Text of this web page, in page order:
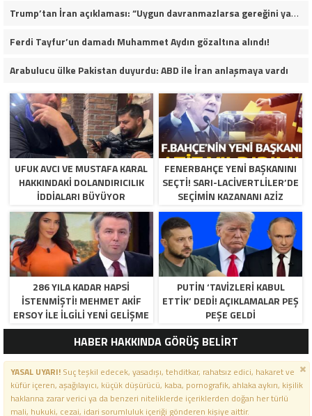
Trump’tan İran açıklaması: “Uygun davranmazlarsa gereğini yaparım”
Ferdi Tayfur’un damadı Muhammet Aydın gözaltına alındı!
Arabulucu ülke Pakistan duyurdu: ABD ile İran anlaşmaya vardı
UFUK AVCI VE MUSTAFA KARAL
HAKKINDAKI DOLANDIRICILIK
İDDIALARI BÜYÜYOR
FENERBAHÇE YENI BAŞKANINI
SEÇTI! SARI-LACIVERTLILER’DE
SEÇIMIN KAZANANI AZIZ
YILDIRIM OLDU
286 YILA KADAR HAPSI
ISTENMIŞTI! MEHMET AKIF
ERSOY ILE ILGILI YENI GELIŞME
PUTIN ‘TAVIZLERI KABUL
ETTIK’ DEDI! AÇIKLAMALAR PEŞ
PEŞE GELDI
HABER HAKKINDA GÖRÜŞ BELİRT
YASAL UYARI!Suç teşkil edecek, yasadışı, tehditkar, rahatsız edici, hakaret ve
küfür içeren, aşağılayıcı, küçük düşürücü, kaba, pornografik, ahlaka aykırı, kişilik
haklarına zarar verici ya da benzeri niteliklerde içeriklerden doğan her türlü
mali, hukuki, cezai, idari sorumluluk içeriği gönderen kişiye aittir.